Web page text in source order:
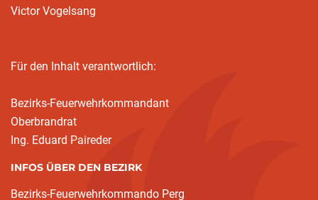
Victor Vogelsang
Für den Inhalt verantwortlich:
Bezirks-Feuerwehrkommandant
Oberbrandrat
Ing. Eduard Paireder
INFOS ÜBER DEN BEZIRK
Bezirks-Feuerwehrkommando Perg